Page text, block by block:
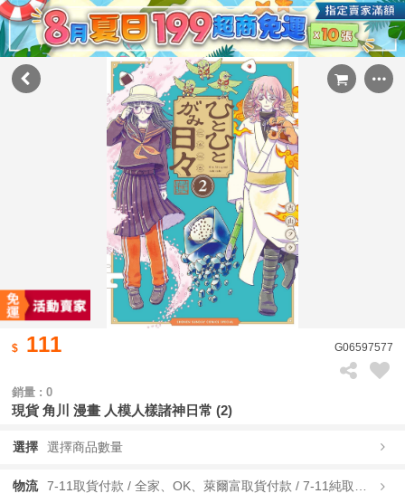
111 G06597577
銷量 : 0
現貨 角川 漫畫 人模人樣諸神日常 (2)
選擇 選擇商品數量
物流